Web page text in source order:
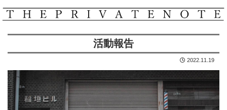
活動報告
2022.11.19